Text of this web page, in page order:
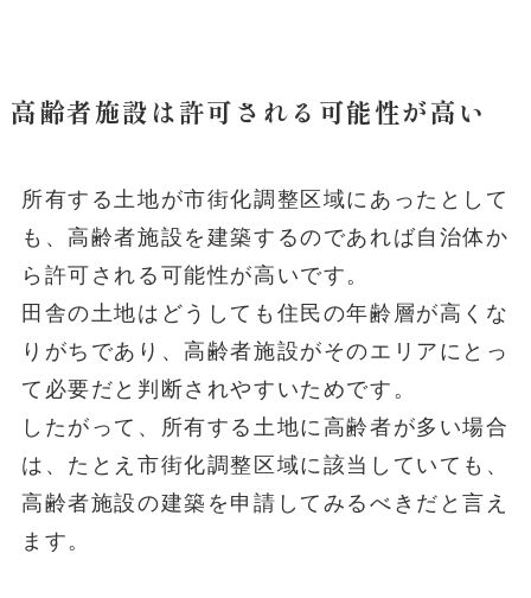
高齢者施設は許可される可能性が高い
所有する土地が市街化調整区域にあったとして
も、 高齢者施設 を建築するのであれば自治体か
ら許可される可能性が高いです。
田舎の土地はどうしても住民の年齢層が高くな
りがちであり、高齢者施設がそのエリアにとっ
て必要だと判断されやすいためです。
したがって、所有する土地に高齢者が多い場合
は、たとえ市街化調整区域に該当していても、
高齢者施設の建築を申請してみるべきだと言え
ます。